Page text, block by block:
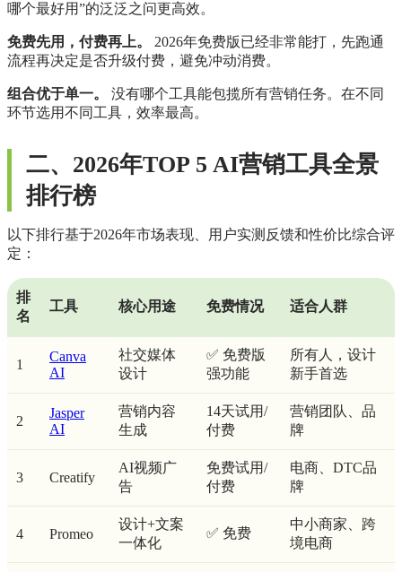
哪个最好用”的泛泛之问更高效。
免费先用，付费再上。
2026年免费版已经非常能打，先跑通
流程再决定是否升级付费，避免冲动消费。
组合优于单一。
没有哪个工具能包揽所有营销任务。在不同
环节选用不同工具，效率最高。
二、2026年TOP 5 AI营销工具全景
排行榜
以下排行基于2026年市场表现、用户实测反馈和性价比综合评
定：
排
名
工具 核心用途 免费情况 适合人群
1
Canva
AI
社交媒体
设计
✅ 免费版
强功能
所有人，设计
新手首选
2
Jasper
AI
营销内容
生成
14天试用/
付费
营销团队、品
牌
3 Creatify
AI视频广
告
免费试用/
付费
电商、DTC品
牌
4 Promeo
设计+文案
一体化
✅ 免费
中小商家、跨
境电商